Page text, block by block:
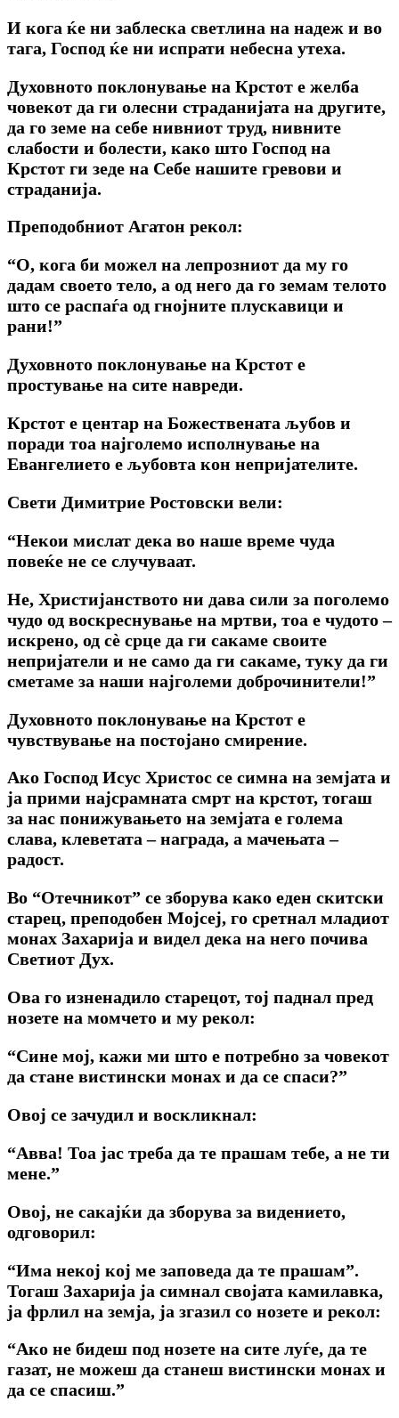
И кога ќе ни заблеска светлина на надеж и во
тага, Господ ќе ни испрати небесна утеха.
Духовното поклонување на Крстот е желба
човекот да ги олесни страданијата на другите,
да го земе на себе нивниот труд, нивните
слабости и болести, како што Господ на
Крстот ги зеде на Себе нашите гревови и
страданија.
Преподобниот Агатон рекол:
“О, кога би можел на лепрозниот да му го
дадам своето тело, а од него да го земам телото
што се распаѓа од гнојните плускавици и
рани!”
Духовното поклонување на Крстот е
простување на сите навреди.
Крстот е центар на Божествената љубов и
поради тоа најголемо исполнување на
Евангелието е љубовта кон непријателите.
Свети Димитрие Ростовски вели:
“Некои мислат дека во наше време чуда
повеќе не се случуваат.
He, Христијанството ни дава сили за поголемо
чудо од воскреснување на мртви, тоа е чудото –
искрено, од сѐ срце да ги сакаме своите
непријатели и не само да ги сакаме, туку да ги
сметаме за наши најголеми доброчинители!”
Духовното поклонување на Крстот е
чувствување на постојано смирение.
Ако Господ Исус Христос се симна на земјата и
ja прими најсрамната смрт на крстот, тогаш
за нас понижувањето на земјата е голема
слава, клеветата – награда, а мачењата –
радост.
Bo “Отечникот” се зборува како еден скитски
старец, преподобен Мојсеј, го сретнал младиот
монах Захарија и видел дека на него почива
Светиот Дух.
Ова го изненадило старецот, тој паднал пред
нозете на момчето и му рекол:
“Сине мој, кажи ми што е потребно за човекот
да стане вистински монах и да се спаси?”
Овој се зачудил и воскликнал:
“Авва! Тоа јас треба да те прашам тебе, а не ти
мене.”
Овој, не сакајќи да зборува за видението,
одговорил:
“Има некој кој ме заповеда да те прашам”.
Тогаш Захарија ја симнал својата камилавка,
ја фрлил на земја, ја згазил co нозете и рекол:
“Ако не бидеш под нозете на сите луѓе, да те
газат, не можеш да станеш вистински монах и
да се спасиш.”